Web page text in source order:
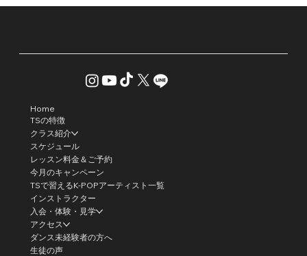
Home
TSの特徴
クラス紹介
スケジュール
レッスン料金＆ご予約
今月のキャンペーン
TSで習えるK-POPアーティスト一覧
インストラクター
入会・体験・見学
アクセス
ダンス未経験者の方へ
生徒の声